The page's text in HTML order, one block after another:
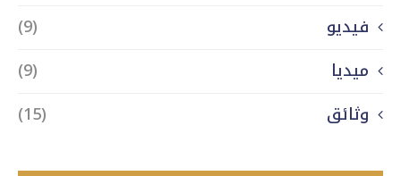
فيديو
(9)
ميديا
(9)
وثائق
(15)